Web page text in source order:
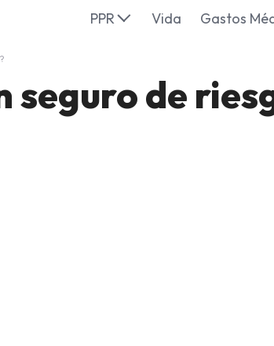
PPR Vida Gastos
seguro de